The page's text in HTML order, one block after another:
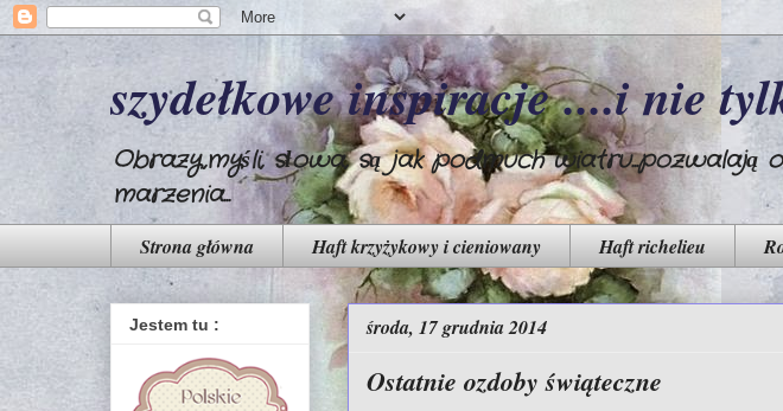
szydełkowe inspiracje ....i nie
Obrazy,myśli, słowa, są jak podmuch
marzenia...
Strona główna Haft krzyżykowy i cieniowany Haft richelieu
środa, 17 grudnia 2014
Ostatnie ozdoby świąteczne
Jestem tu :